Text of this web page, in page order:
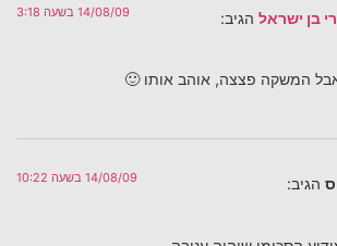
בן ישראל הגיב: 14/08/09 בשעה 3:18
המשקה פצצה, אוהב אותו 🙂
הגיב: 14/08/09 בשעה 10:22